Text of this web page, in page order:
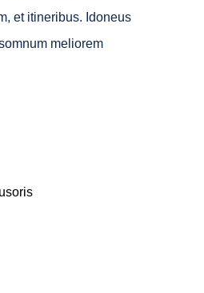
et itineribus. Idoneus
meliorem